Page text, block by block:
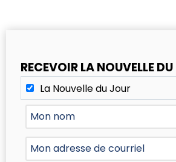
RECEVOIR LA NOUVELLE
La Nouvelle du Jour